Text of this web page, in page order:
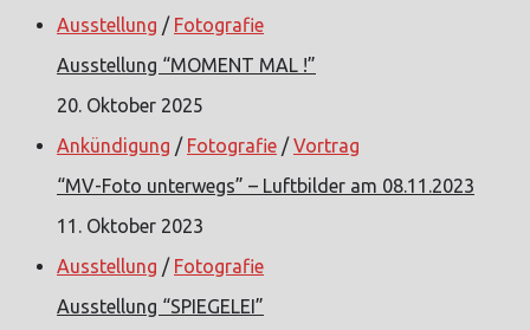
Ausstellung / Fotografie
Ausstellung “MOMENT MAL !”
20. Oktober 2025
Ankündigung / Fotografie /Vortrag
“MV-Foto unterwegs” – Luftbilder am 08.11.2023
11. Oktober 2023
Ausstellung / Fotografie
Ausstellung “SPIEGELEI”